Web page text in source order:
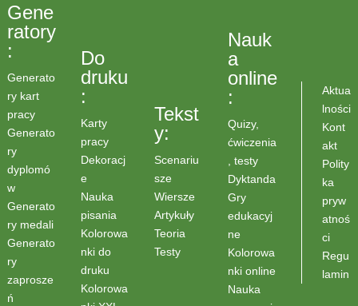
Gene
ratory
:
Generato
ry kart
pracy
Generato
ry
dyplomó
w
Generato
ry medali
Generato
ry
zaprosze
ń
Do
druku
:
Karty
pracy
Dekoracj
e
Nauka
pisania
Kolorowa
nki do
druku
Kolorowa
Tekst
y:
Scenariu
sze
Wiersze
Artykuły
Teoria
Testy
Nauk
a
online
:
Quizy,
ćwiczenia
, testy
Dyktanda
Gry
edukacyj
ne
Kolorowa
nki online
Nauka
Aktua
lności
Kont
akt
Polity
ka
pryw
atnoś
ci
Regu
lamin